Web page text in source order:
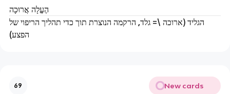
הֶעֱלָה אֲרוּכָה
הגליד (ארוכה \= גלד, הרקמה הנוצרת תוך כדי תהליך הריפוי של
הפצע)
69 New cards